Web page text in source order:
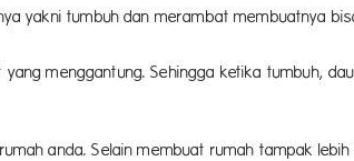
yakni tumbuh dan merambat membuatnya
digunakan untuk
menggantung. Sehingga ketika tumbuh,
anda. Selain membuat rumah tampak